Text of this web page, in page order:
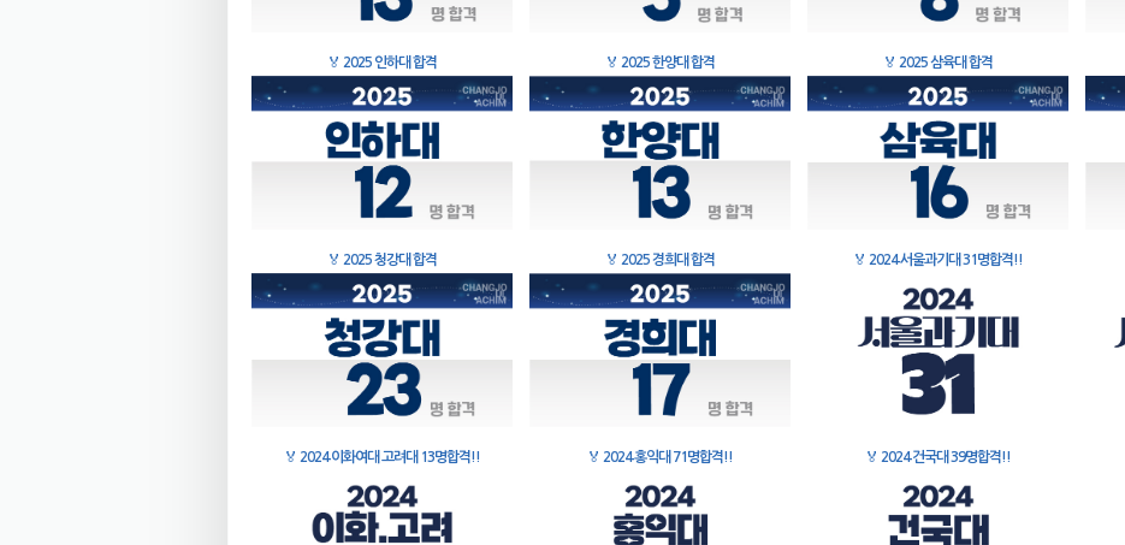
🏅 2025 인하대 합격 🏅 2025 한양대 합격 🏅 2025 삼육대 합격
🏅 2025 청강대 합격 🏅 2025 경희대 합격 🏅 2024 서울과기대 31명합격!!
🏅 2024 이화여대 고려대 13명합격!! 🏅 2024 홍익대 71명합격!! 🏅 2024 건국대 39명합격!!